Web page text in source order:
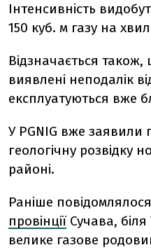
Інтенсивність
150 куб. м газу на
Відзначається
виявлені неподалік
експлуатуються вже
У PGNIG вже
геологічну розвідку
районі.
Раніше
провінції Сучава,
велике газове